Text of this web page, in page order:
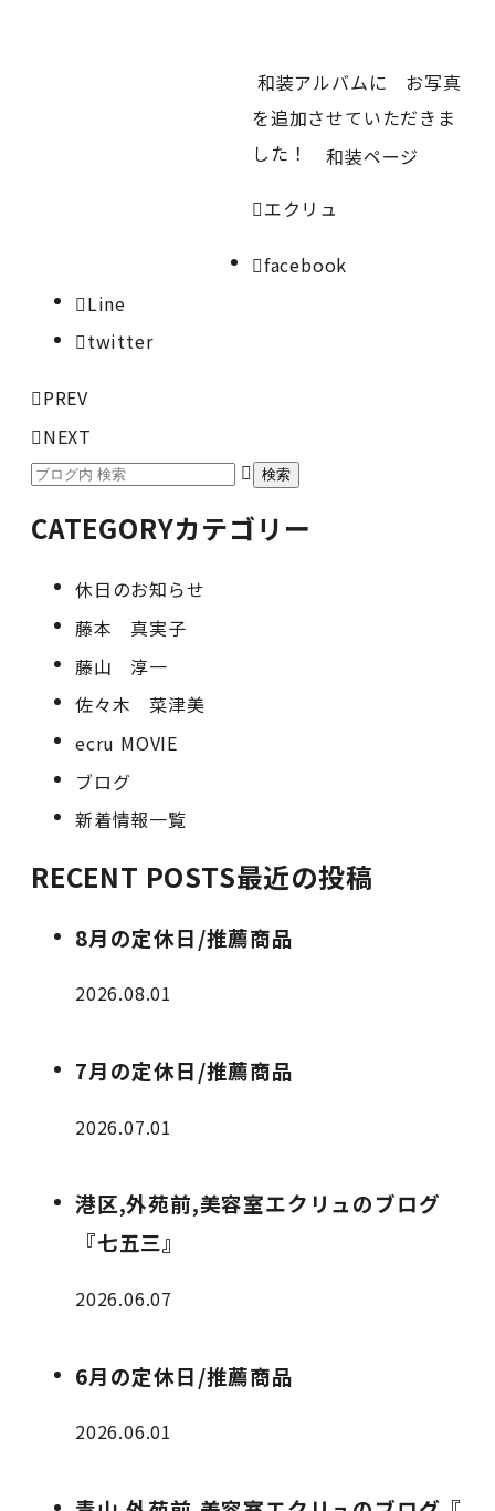
和装アルバムに お写真
を追加させていただきま
した！和装ページ
エクリュ
facebook
Line
twitter
PREV
NEXT
CATEGORYカテゴリー
休日のお知らせ
藤本 真実子
藤山 淳一
佐々木 菜津美
ecru MOVIE
ブログ
新着情報一覧
RECENT POSTS最近の投稿
8月の定休日/推薦商品
2026.08.01
7月の定休日/推薦商品
2026.07.01
港区,外苑前,美容室エクリュのブログ
『七五三』
2026.06.07
6月の定休日/推薦商品
2026.06.01